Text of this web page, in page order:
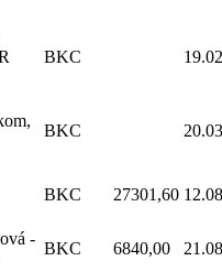
BKC
BKC
BKC 27301,60
-
BKC 6840,00